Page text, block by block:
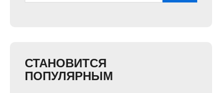
СТАНОВИТСЯ
ПОПУЛЯРНЫМ